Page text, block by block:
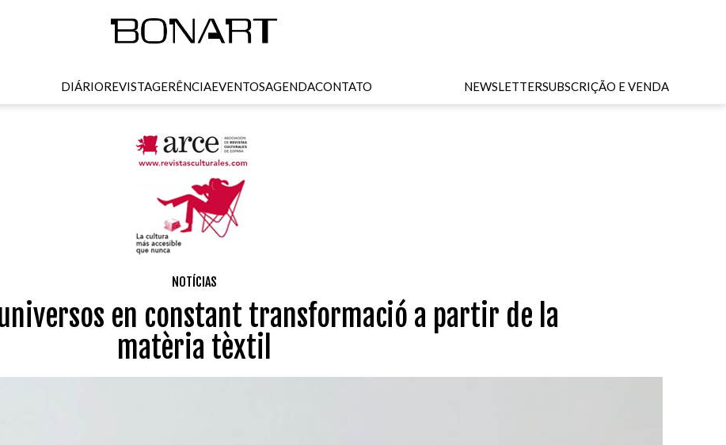
DIÁRIOREVISTAGERÊNCIAEVENTOSAGENDACONTATO NEWSLETTERSUBSCRIÇÃO E VENDA
NOTÍCIAS
en constant transformació a partir de la
matèria tèxtil